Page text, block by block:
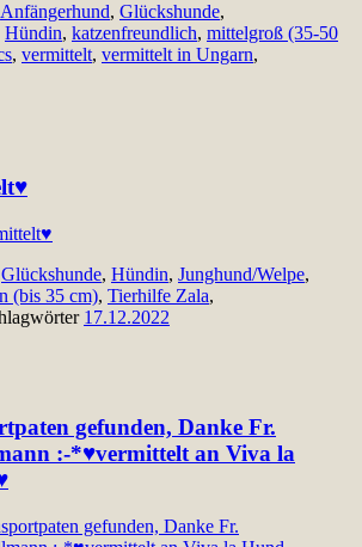
Anfängerhund, Glückshunde,
Hündin, katzenfreundlich, mittelgroß (35-50
, vermittelt, vermittelt in Ungarn,
Glückshunde, Hündin, Junghund/Welpe,
(bis 35 cm), Tierhilfe Zala,
17.12.2022
gefunden, Danke Fr.
:-*♥vermittelt an Viva la